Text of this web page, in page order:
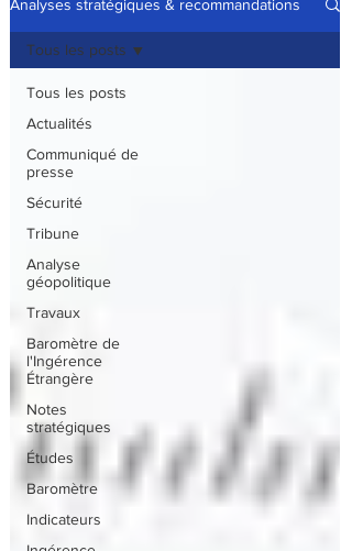
Analyses stratégiques & recommandations
Tous les posts
Actualités
Communiqué de
presse
Sécurité
Tribune
Analyse
géopolitique
Travaux
Baromètre de
l'Ingérence
Étrangère
Notes
stratégiques
Études
Baromètre
Indicateurs
Tous les posts